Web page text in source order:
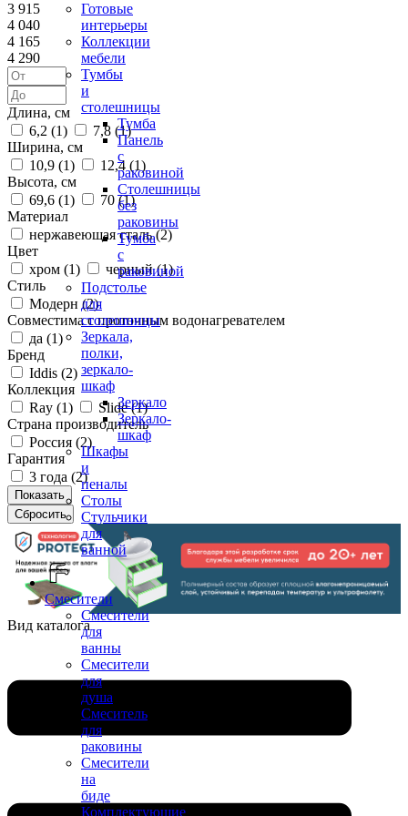
Готовые
интерьеры
Коллекции
мебели
Тумбы
и
столешницы
Тумба
Панель
с
раковиной
Столешницы
без
раковины
Тумба
с
раковиной
Подстолье
для
столешницы
Зеркала,
полки,
зеркало-
шкаф
Зеркало
Зеркало-
шкаф
Шкафы
и
пеналы
Столы
Стульчики
для
ванной
Смесители
Смесители
для
ванны
Смесители
для
душа
Смеситель
для
раковины
Смесители
на
биде
Комплектующие
3 915
4 040
4 165
4 290
Длина, см
6,2 (1) 7,8 (1)
Ширина, см
10,9 (1) 12,4 (1)
Высота, см
69,6 (1) 70 (1)
Материал
нержавеющая сталь (2)
Цвет
хром (1) черный (1)
Стиль
Модерн (2)
Совместима с проточным водонагревателем
да (1)
Бренд
Iddis (2)
Коллекция
Ray (1) Slide (1)
Страна производитель
Россия (2)
Гарантия
3 года (2)
Вид каталога